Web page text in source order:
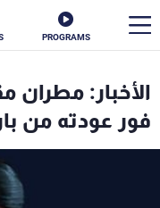
PROGRAMS
الأخبار:
فور عودته من
الأخبار